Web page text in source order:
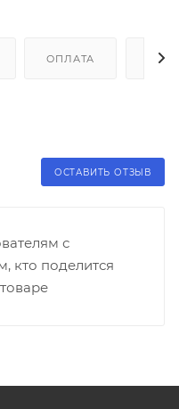
ОПЛАТА
ОСТАВИТЬ ОТЗЫВ
с
кто поделится